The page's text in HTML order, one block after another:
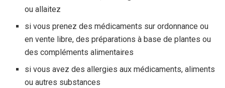
ou allaitez
si vous prenez des médicaments sur ordonnance ou
en vente libre, des préparations à base de plantes ou
des compléments alimentaires
si vous avez des allergies aux médicaments, aliments
ou autres substances